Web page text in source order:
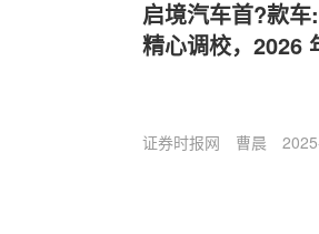
启境汽车首?款
精心调校，2026
证券时报网 曹晨